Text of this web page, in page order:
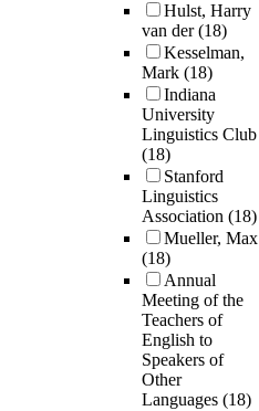
Hulst, Harry
van der(18)
Kesselman,
Mark (18)
Indiana
University
Linguistics Club
(18)
Stanford
Linguistics
Association (18)
Mueller, Max
(18)
Annual
Meeting of the
Teachers of
English to
Speakers of
Other
Languages (18)